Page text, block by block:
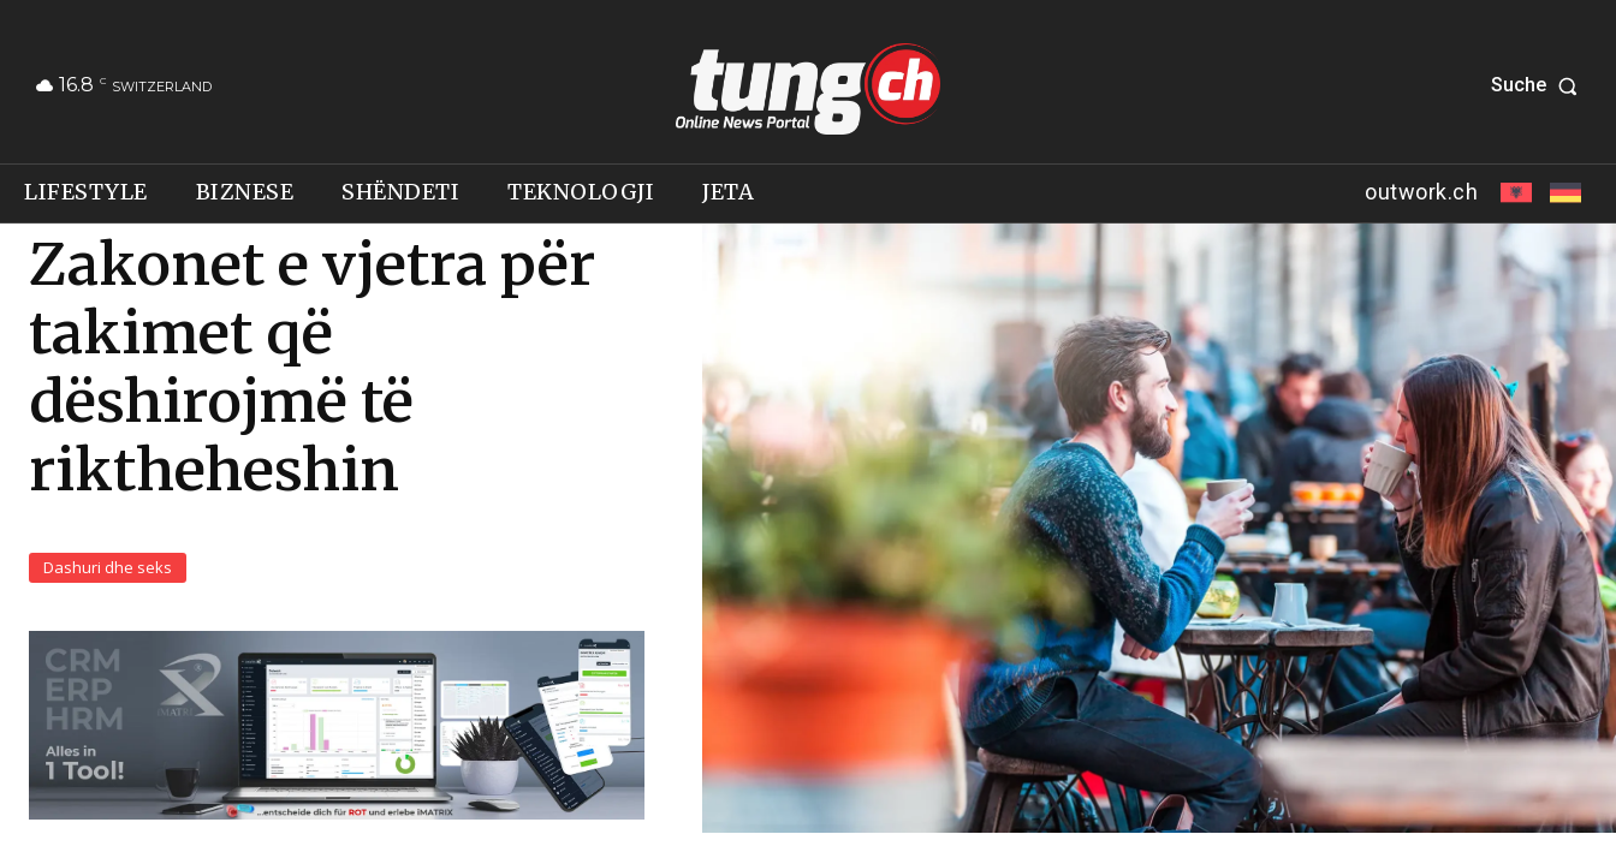
16.8 C SWITZERLAND Suche
LIFESTYLE BIZNESE SHËNDETI TEKNOLOGJI JETA outwork.ch
Zakonet e vjetra për
takimet që
dëshirojmë të
riktheheshin
Dashuri dhe seks